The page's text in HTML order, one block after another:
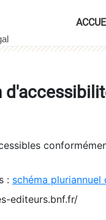
: schéma
editeurs.bnf.fr/